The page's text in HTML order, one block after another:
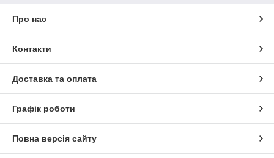
Про нас
Контакти
Доставка та оплата
Графік роботи
Повна версія сайту